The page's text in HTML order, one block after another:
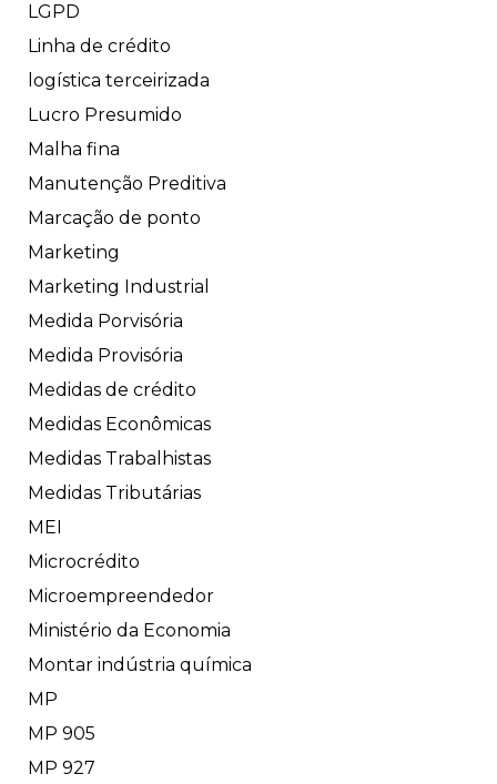
LGPD
Linha de crédito
logística terceirizada
Lucro Presumido
Malha fina
Manutenção Preditiva
Marcação de ponto
Marketing
Marketing Industrial
Medida Porvisória
Medida Provisória
Medidas de crédito
Medidas Econômicas
Medidas Trabalhistas
Medidas Tributárias
MEI
Microcrédito
Microempreendedor
Ministério da Economia
Montar indústria química
MP
MP 905
MP 927